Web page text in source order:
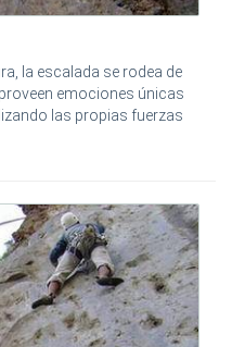
la escalada se rodea de
emociones únicas
las propias fuerzas